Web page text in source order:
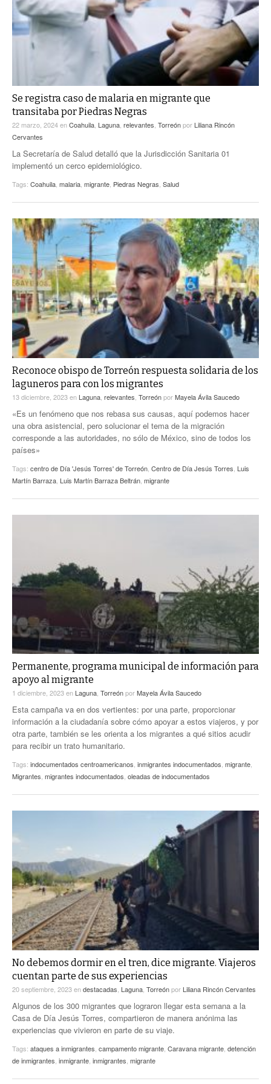
Se registra caso de malaria en migrante que
transitaba por Piedras Negras
22 marzo, 2024enCoahuila Laguna relevantes Torreónpor Liliana Rincón
Cervantes
La Secretaría de Salud detalló que la Jurisdicción Sanitaria 01
implementó un cerco epidemiológico.
Tags: Coahuila malaria migrante Piedras Negras Salud
Reconoce obispo de Torreón respuesta solidaria de los
laguneros para con los migrantes
13 diciembre, 2023en Laguna relevantes TorreónporMayela Ávila Saucedo
«Es un fenómeno que nos rebasa sus causas, aquí podemos hacer
una obra asistencial, pero solucionar el tema de la migración
corresponde a las autoridades, no sólo de México, sino de todos los
países»
Tags: centro de Día 'Jesús Torres' de Torreón Centro de Día Jesús Torres Luis
Martín Barraza Luis Martín Barraza Beltrán migrante
Permanente, programa municipal de información para
apoyo al migrante
1 diciembre, 2023en Laguna, TorreónporMayela Ávila Saucedo
Esta campaña va en dos vertientes: por una parte, proporcionar
información a la ciudadanía sobre cómo apoyar a estos viajeros, y por
otra parte, también se les orienta a los migrantes a qué sitios acudir
para recibir un trato humanitario.
Tags: indocumentados centroamericanos, inmigrantes indocumentados, migrante,
Migrantes, migrantes indocumentados, oleadas de indocumentados
No debemos dormir en el tren, dice migrante. Viajeros
cuentan parte de sus experiencias
20 septiembre, 2023endestacadas Laguna Torreónpor Liliana Rincón Cervantes
Algunos de los 300 migrantes que lograron llegar esta semana a la
Casa de Día Jesús Torres, compartieron de manera anónima las
experiencias que vivieron en parte de su viaje.
Tags: ataques a inmigrantes campamento migrante Caravana migrante detención
de inmigrantes inmigrante inmigrantes migrante